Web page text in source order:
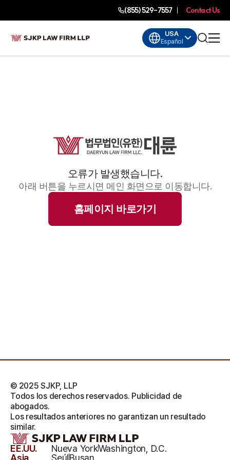
(855) 529-7557 Contact Us
USA
Español
오류가 발생했습니다.
아래 버튼을 누르시면 메인 화면으로 이동합니다.
홈페이지 바로가기
EE.UU. Nueva YorkWashington, D.C.
© 2025 SJKP, LLP
Todos los derechos reservados. Publicidad de
abogados.
Los resultados anteriores no garantizan un resultado
similar.